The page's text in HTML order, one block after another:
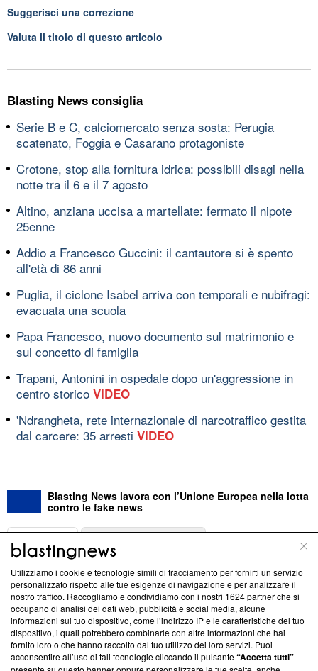
Suggerisci una correzione
Valuta il titolo di questo articolo
Blasting News consiglia
Serie B e C, calciomercato senza sosta: Perugia
scatenato, Foggia e Casarano protagoniste
Crotone, stop alla fornitura idrica: possibili disagi nella
notte tra il 6 e il 7 agosto
Altino, anziana uccisa a martellate: fermato il nipote
25enne
Addio a Francesco Guccini: il cantautore si è spento
all'età di 86 anni
Puglia, il ciclone Isabel arriva con temporali e nubifragi:
evacuata una scuola
Papa Francesco, nuovo documento sul matrimonio e
sul concetto di famiglia
Trapani, Antonini in ospedale dopo un'aggressione in
centro storico VIDEO
'Ndrangheta, rete internazionale di narcotraffico gestita
dal carcere: 35 arresti VIDEO
Blasting News lavora con l’Unione Europea nella lotta
contro le fake news
ABOUT
Questa sezione offre informazioni trasparenti su Blasting
News, sui nostri processi editoriali e su come ci impegniamo a
creare news di qualità. Inoltre, afferma la nostra aderenza a
‘Trust Project - News with Integrity’Blasting News non è
ancora membro del programma, ma ha richiesto di farne
parte; Trust Project non ha ancora effettuato una verifica di
Utilizziamo i cookie e tecnologie simili di tracciamento per fornirti un servizio
personalizzato rispetto alle tue esigenze di navigazione e per analizzare il
nostro traffico. Raccogliamo e condividiamo con i nostri 1624partner che si
occupano di analisi dei dati web, pubblicità e social media, alcune
informazioni sul tuo dispositivo, come l’indirizzo IP e le caratteristiche del tuo
dispositivo, i quali potrebbero combinarle con altre informazioni che hai
fornito loro o che hanno raccolto dal tuo utilizzo dei loro servizi. Puoi
acconsentire all’uso di tali tecnologie cliccando il pulsante“Accetta tutti”